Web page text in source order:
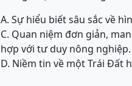
A. Sự hiểu biết sâu sắc về
C. Quan niệm đơn giản,
hợp với tư duy nông nghiệp.
D. Niềm tin về một Trái Đất